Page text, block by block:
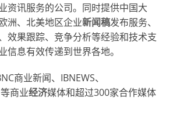
资讯服务的公司。同时提供中国大
洲、北美地区企业新闻稿发布服务、
效果跟踪、竞争分析等经验和技术支
信息有效传递到世界各地。
商业新闻、IBNEWS、
商业经济媒体和超过300家合作媒体